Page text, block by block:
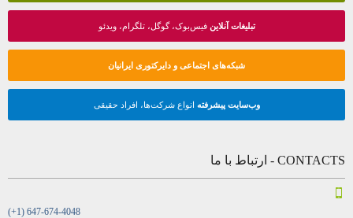
تبلیغات آنلاینفیس‌بوک، گوگل، تلگرام، ویدئو
شبکه‌های اجتماعی و دایرکتوری ایرانیان
وب‌سایت پیشرفته انواع شرکت‌ها، افراد حقیقی
CONTACTS - ارتباط با ما
(+1) 647-674-4048